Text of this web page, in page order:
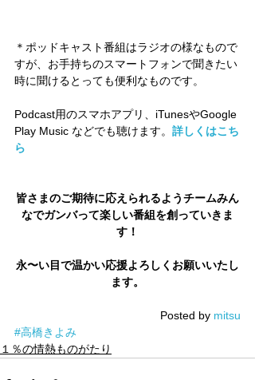
＊ポッドキャスト番組はラジオの様なもので
すが、お手持ちのスマートフォンで聞きたい
時に聞けるとっても便利なものです。
Podcast用のスマホアプリ、iTunesやGoogle
Play Music などでも聴けます。 詳しくはこち
ら
皆さまのご期待に応えられるようチームみん
なでガンバって楽しい番組を創っていきま
す！
永〜い目で温かい応援よろしくお願いいたし
ます。
Posted by mitsu
#高橋きよみ
１％の情熱ものがたり